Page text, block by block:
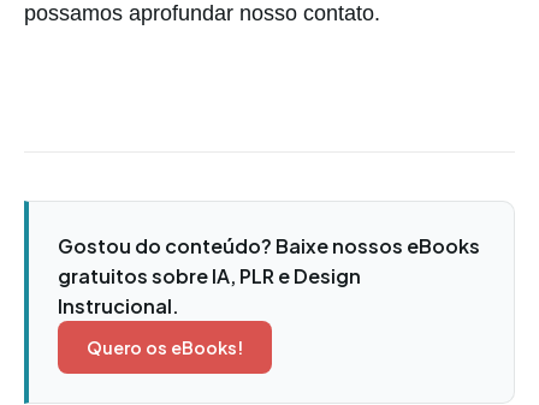
possamos aprofundar nosso contato.
Gostou do conteúdo? Baixe nossos eBooks
gratuitos sobre IA, PLR e Design
Instrucional.
Quero os eBooks!